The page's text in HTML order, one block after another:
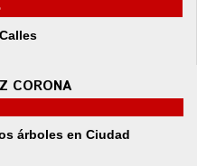
CORONA
árboles en Ciudad